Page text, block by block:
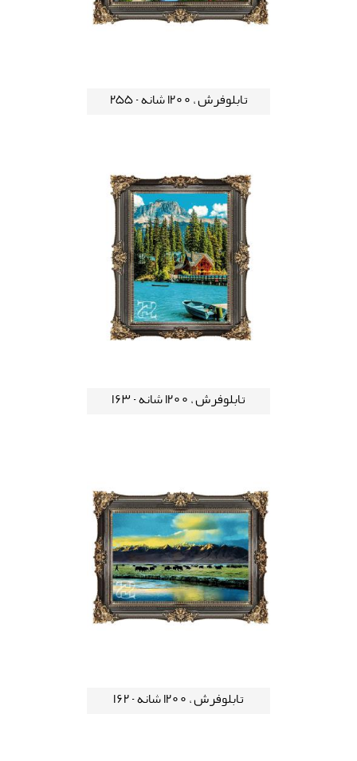
تابلوفرش ، 1200 شانه - 255
تابلوفرش ، 1200 شانه - 163
تابلوفرش ، 1200 شانه - 162